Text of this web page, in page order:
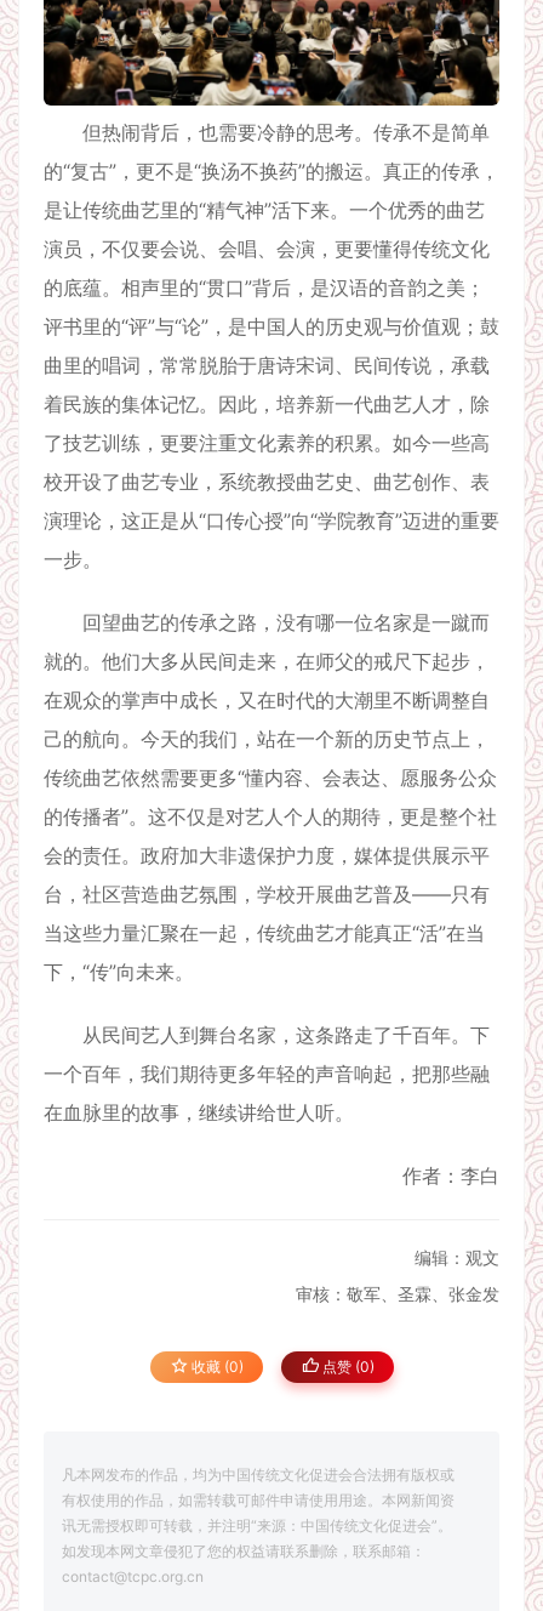
但热闹背后，也需要冷静的思考。传承不是简单
的“复古”，更不是“换汤不换药”的搬运。真正的传承，
是让传统曲艺里的“精气神”活下来。一个优秀的曲艺
演员，不仅要会说、会唱、会演，更要懂得传统文化
的底蕴。相声里的“贯口”背后，是汉语的音韵之美；
评书里的“评”与“论”，是中国人的历史观与价值观；鼓
曲里的唱词，常常脱胎于唐诗宋词、民间传说，承载
着民族的集体记忆。因此，培养新一代曲艺人才，除
了技艺训练，更要注重文化素养的积累。如今一些高
校开设了曲艺专业，系统教授曲艺史、曲艺创作、表
演理论，这正是从“口传心授”向“学院教育”迈进的重要
一步。
回望曲艺的传承之路，没有哪一位名家是一蹴而
就的。他们大多从民间走来，在师父的戒尺下起步，
在观众的掌声中成长，又在时代的大潮里不断调整自
己的航向。今天的我们，站在一个新的历史节点上，
传统曲艺依然需要更多“懂内容、会表达、愿服务公众
的传播者”。这不仅是对艺人个人的期待，更是整个社
会的责任。政府加大非遗保护力度，媒体提供展示平
台，社区营造曲艺氛围，学校开展曲艺普及——只有
当这些力量汇聚在一起，传统曲艺才能真正“活”在当
下，“传”向未来。
从民间艺人到舞台名家，这条路走了千百年。下
一个百年，我们期待更多年轻的声音响起，把那些融
在血脉里的故事，继续讲给世人听。
作者：李白
编辑：观文
审核：敬军、圣霖、张金发
收藏 (0) 点赞 (0)
凡本网发布的作品，均为中国传统文化促进会合法拥有版权或
有权使用的作品，如需转载可邮件申请使用用途。本网新闻资
讯无需授权即可转载，并注明“来源：中国传统文化促进会”。
如发现本网文章侵犯了您的权益请联系删除，联系邮箱：
contact@tcpc.org.cn